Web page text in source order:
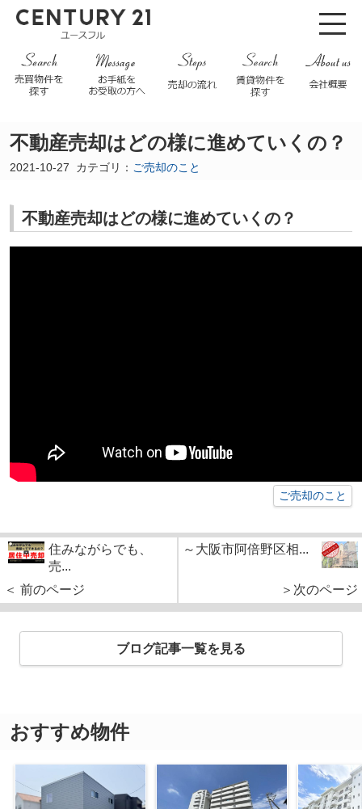
不動産売却はどの様に進めていくの？
2021-10-27 カテゴリ： ご売却のこと
不動産売却はどの様に進めていくの？
ご売却のこと
住みながらでも、
売...
＜ 前のページ
～大阪市阿倍野区相...
＞次のページ
ブログ記事一覧を見る
おすすめ物件